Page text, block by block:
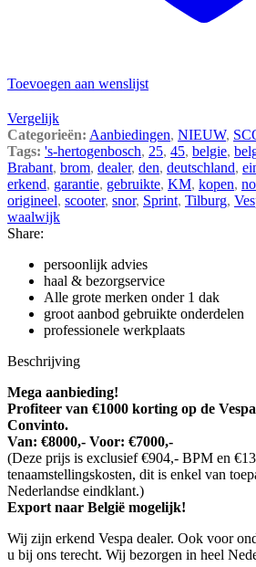
Toevoegen aan wenslijst
Vergelijk
Categorieën: Aanbiedingen, NIEUW,
Tags: 's-hertogenbosch, 25, 45, belgie,
Brabant, brom, dealer, den, deutschland,
erkend, garantie, gebruikte, KM, kopen,
origineel, scooter, snor, Sprint, Tilburg,
waalwijk
Share:
persoonlijk advies
haal & bezorgservice
Alle grote merken onder 1 dak
groot aanbod gebruikte onderdelen
professionele werkplaats
Beschrijving
Mega aanbieding!
Profiteer van €1000 korting op de
Convinto.
Van: €8000,- Voor: €7000,-
(Deze prijs is exclusief €904,- BPM en
tenaamstellingskosten, dit is enkel van
Nederlandse eindklant.)
Export naar België mogelijk!
Wij zijn erkend Vespa dealer. Ook voor
u bij ons terecht. Wij bezorgen in heel